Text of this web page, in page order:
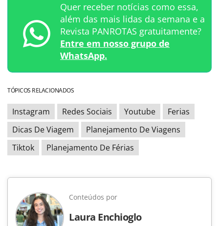
Quer receber notícias como essa,
além das mais lidas da semana e a
Revista PANROTAS gratuitamente?
Entre em nosso grupo de
WhatsApp.
TÓPICOS RELACIONADOS
Instagram Redes Sociais Youtube
Ferias
Dicas De Viagem
Planejamento De Viagens
Tiktok
Planejamento De Férias
Conteúdos por
Laura Enchioglo